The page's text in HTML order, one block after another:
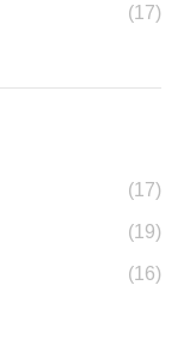
(17)
(17)
(19)
(16)